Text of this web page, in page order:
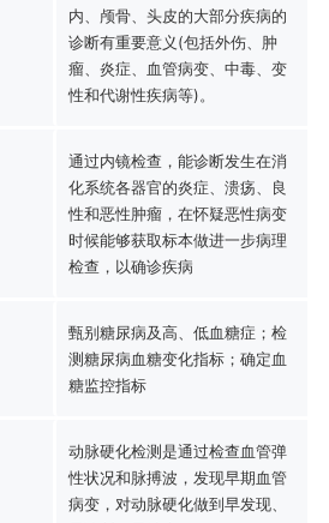
内、颅骨、头皮的大部分疾病的
诊断有重要意义(包括外伤、肿
瘤、炎症、血管病变、中毒、变
性和代谢性疾病等)。
通过内镜检查，能诊断发生在消
化系统各器官的炎症、溃疡、良
性和恶性肿瘤，在怀疑恶性病变
时候能够获取标本做进一步病理
检查，以确诊疾病
甄别糖尿病及高、低血糖症；检
测糖尿病血糖变化指标；确定血
糖监控指标
动脉硬化检测是通过检查血管弹
性状况和脉搏波，发现早期血管
病变，对动脉硬化做到早发现、